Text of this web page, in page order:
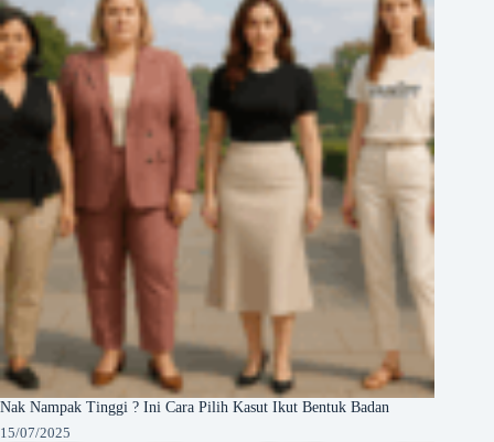
Nak Nampak Tinggi ? Ini Cara Pilih Kasut Ikut Bentuk Badan
15/07/2025